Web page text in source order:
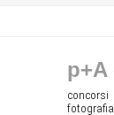
p+A